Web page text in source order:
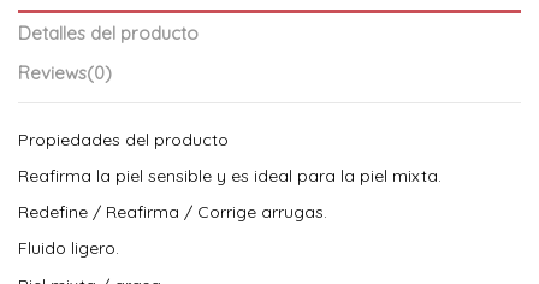
Detalles del producto
Reviews(0)
Propiedades del producto
Reafirma la piel sensible y es ideal para la piel mixta.
Redefine / Reafirma / Corrige arrugas.
Fluido ligero.